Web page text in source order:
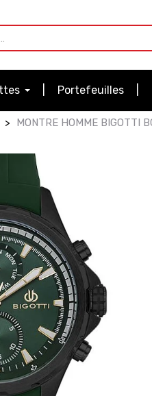
Portefeuilles
MONTRE HOMME BIGOTTI